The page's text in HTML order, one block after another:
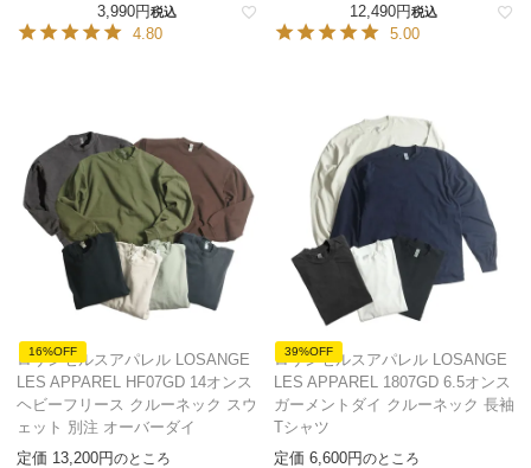
3,990 税込
4.80
12,490 税込
5.00
16%OFF
ロサンゼルスアパレル LOSANGE
LES APPAREL HF07GD 14オンス
ヘビーフリース クルーネック スウ
ェット 別注 オーバーダイ
定価 13,200 のところ
39%OFF
ロサンゼルスアパレル LOSANGE
LES APPAREL 1807GD 6.5オンス
ガーメントダイ クルーネック 長袖
Tシャツ
定価 6,600 のところ